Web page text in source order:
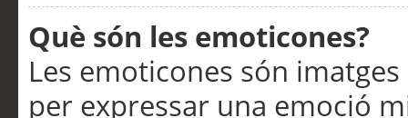
Què són les emoticones?
Les emoticones són
per expressar una emoció